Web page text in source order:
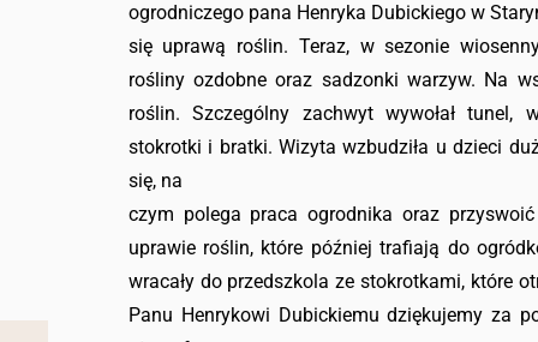
ogrodniczego pana Henryka Dubickiego w
się uprawą roślin. Teraz, w sezonie
rośliny ozdobne oraz sadzonki warzyw. Na
roślin. Szczególny zachwyt wywołał
stokrotki i bratki. Wizyta wzbudziła u dzieci
się, na
czym polega praca ogrodnika oraz
uprawie roślin, które później trafiają do
wracały do przedszkola ze stokrotkami, które
Panu Henrykowi Dubickiemu dziękujemy za